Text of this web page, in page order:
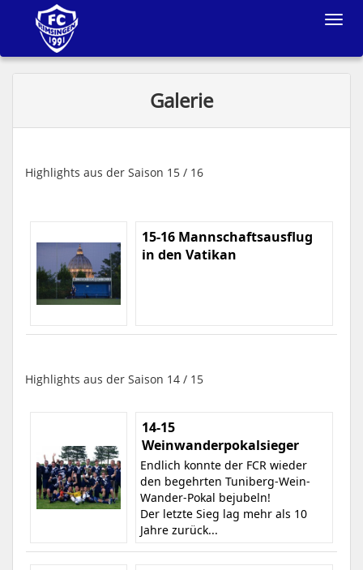
Toggle
Galerie
Highlights aus der Saison 15 / 16
15-16 Mannschaftsausflug
in den Vatikan
Highlights aus der Saison 14 / 15
14-15
Weinwanderpokalsieger
Endlich konnte der FCR wieder
den begehrten Tuniberg-Wein-
Wander-Pokal bejubeln!
Der letzte Sieg lag mehr als 10
Jahre zurück...